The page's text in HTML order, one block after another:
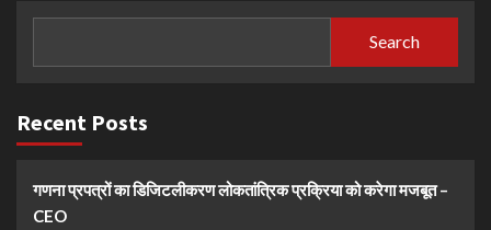
Search
Recent Posts
गणना प्रपत्रों का डिजिटलीकरण लोकतांत्रिक प्रक्रिया को करेगा मजबूत –
CEO